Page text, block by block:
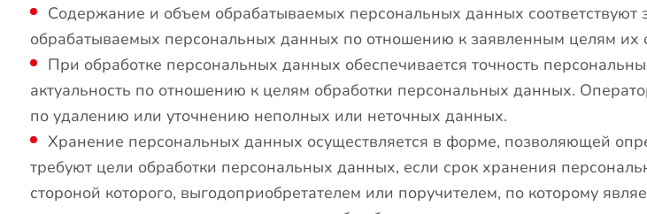
Содержание и объем обрабатываемых персональных данных соответствуют
обрабатываемых персональных данных по отношению к заявленным целям их
При обработке персональных данных обеспечивается точность
актуальность по отношению к целям обработки персональных данных.
по удалению или уточнению неполных или неточных данных.
Хранение персональных данных осуществляется в форме, позволяющей
требуют цели обработки персональных данных, если срок хранения
стороной которого, выгодоприобретателем или поручителем, по которому